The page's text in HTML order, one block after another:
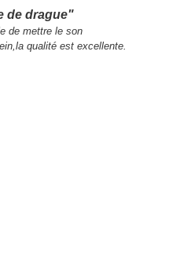
de drague"
de mettre le son
qualité est excellente.